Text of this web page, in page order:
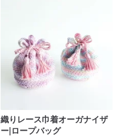
織りレース巾着オーガナイザ
ー|ロープバッグ